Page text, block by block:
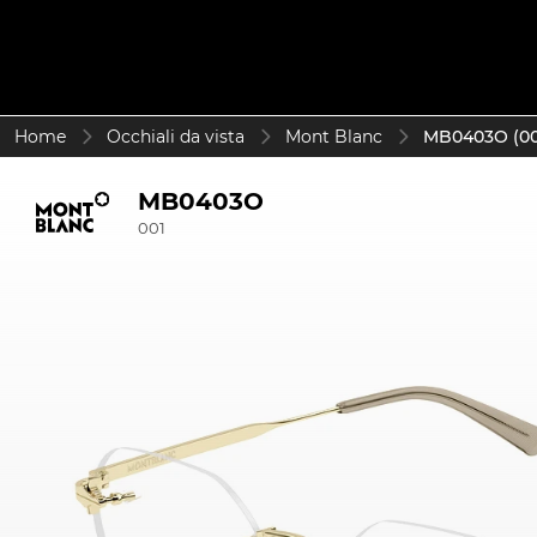
Home Occhiali da vista Mont Blanc MB0403O
MB0403O
001